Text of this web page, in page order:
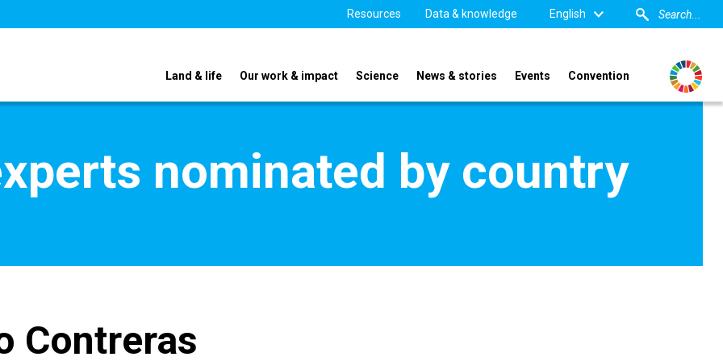
Resources Data & knowledge English
Land & life Our work & impact Science News & stories Events Convention
nominated by country
Contreras